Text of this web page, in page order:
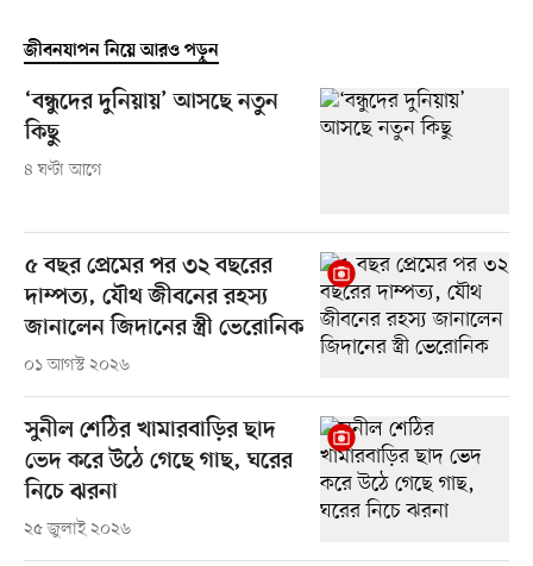
জীবনযাপন নিয়ে আরও পড়ুন
‘বন্ধুদের দুনিয়ায়’ আসছে নতুন
কিছু
৪ ঘণ্টা আগে
৫ বছর প্রেমের পর ৩২ বছরের
দাম্পত্য, যৌথ জীবনের রহস্য
জানালেন জিদানের স্ত্রী ভেরোনিক
০১ আগস্ট ২০২৬
সুনীল শেঠির খামারবাড়ির ছাদ
ভেদ করে উঠে গেছে গাছ, ঘরের
নিচে ঝরনা
২৫ জুলাই ২০২৬